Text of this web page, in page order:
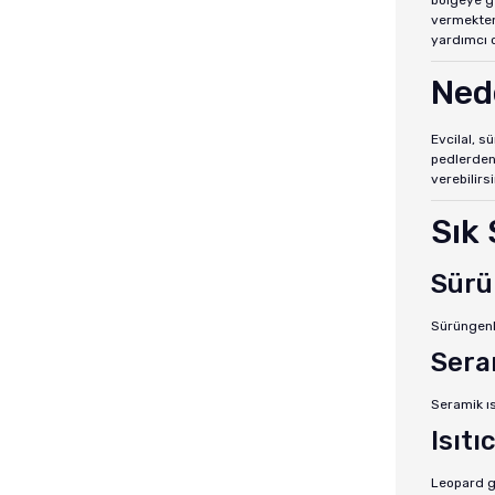
yardımcı
Evcilal,
Seramik
Leopard